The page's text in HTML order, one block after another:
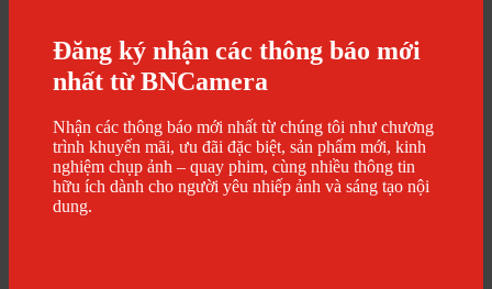
Đăng ký nhận các thông báo mới
nhất từ BNCamera
Nhận các thông báo mới nhất từ chúng tôi như chương
trình khuyến mãi, ưu đãi đặc biệt, sản phẩm mới, kinh
nghiệm chụp ảnh – quay phim, cùng nhiều thông tin
hữu ích dành cho người yêu nhiếp ảnh và sáng tạo nội
dung.